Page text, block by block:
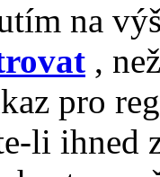
na
,
pro
li ihned